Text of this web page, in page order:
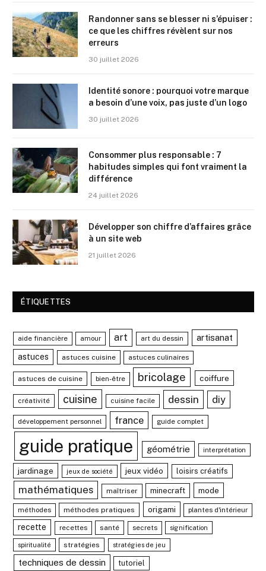
Randonner sans se blesser ni s’épuiser :
ce que les chiffres révèlent sur nos
erreurs
30 juillet 2026
Identité sonore : pourquoi votre marque
a besoin d’une voix, pas juste d’un logo
30 juillet 2026
Consommer plus responsable : 7
habitudes simples qui font vraiment la
différence
24 juillet 2026
Développer son chiffre d’affaires grâce
à un site web
21 juillet 2026
ÉTIQUETTES
aide financière amour art art du dessin artisanat
astuces astuces cuisine astuces culinaires
astuces de cuisine bien-être bricolage coiffure
créativité cuisine cuisine facile dessin diy
développement personnel france guide complet
guide pratique géométrie interprétation
jardinage jeux de société jeux vidéo loisirs créatifs
mathématiques maîtriser minecraft mode
méthodes méthodes pratiques origami plantes d'intérieur
recette recettes santé secrets signification
spiritualité stratégies stratégies de jeu
techniques de dessin tutoriel